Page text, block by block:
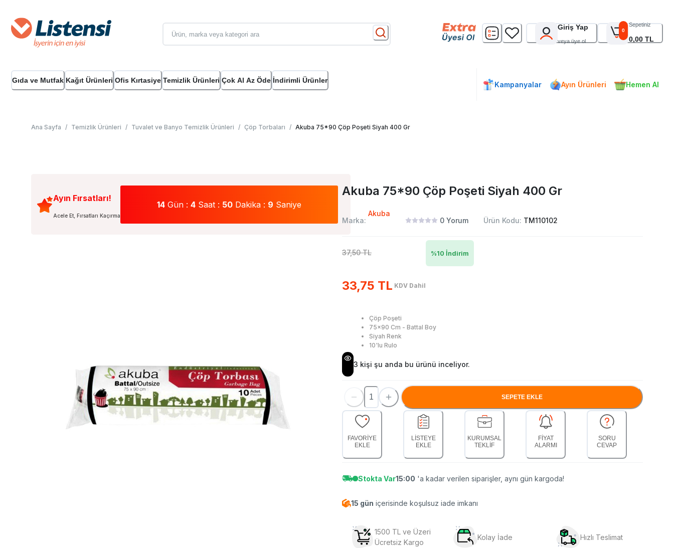
Giriş Yap
veya üye ol
0
Sepetiniz
0,00 TL
Gıda ve Mutfak Kağıt Ürünleri Ofis Kırtasiye Temizlik Ürünleri Çok Al Az Öde İndirimli Ürünler Kampanyalar Ayın Ürünleri Hemen Al
Ana Sayfa / Temizlik Ürünleri / Tuvalet ve Banyo Temizlik Ürünleri / Çöp Torbaları / Akuba 75*90 Çöp Poşeti Siyah 400 Gr
Ayın Fırsatları!
Acele Et, Fırsatları Kaçırma
14 Gün : 4 Saat : 50 Dakika : 8 Saniye
Akuba 75*90 Çöp Poşeti Siyah 400 Gr
Marka:
Akuba
0 Yorum Ürün Kodu: TM110102
37,50 TL
33,75 TL KDV Dahil
%10 İndirim
Çöp Poşeti
75x90 Cm - Battal Boy
Siyah Renk
10'lu Rulo
3 kişi şu anda bu ürünü inceliyor.
SEPETE EKLE
FAVORİYE
EKLE
LİSTEYE
EKLE
KURUMSAL
TEKLİF
FİYAT
ALARMI
SORU
CEVAP
Stokta Var15:00 'a kadar verilen siparişler, aynı gün kargoda!
15 gün içerisinde koşulsuz iade imkanı
1500 TL ve Üzeri
Ücretsiz Kargo
Kolay İade Hızlı Teslimat